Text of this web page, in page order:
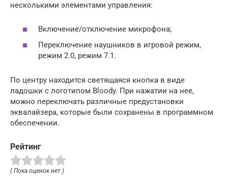
несколькими элементами управления:
Включение/отключение микрофона;
Переключение наушников в игровой режим,
режим 2.0, режим 7.1.
По центру находится светящаяся кнопка в виде
ладошки с логотипом Bloody. При нажатии на нее,
можно переключать различные предустановки
эквалайзера, которые были сохранены в программном
обеспечении.
Рейтинг
( Пока оценок нет )